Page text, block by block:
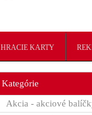
HRACIE KARTY
Kategórie
Akcia - akciové